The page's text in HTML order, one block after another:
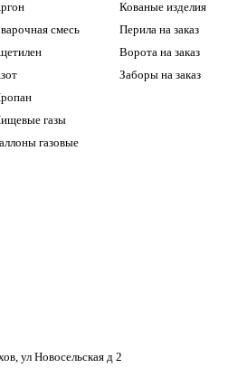
смесь
газы
газовые
Кованые изделия
Перила на заказ
Ворота на заказ
Заборы на заказ
ул Новосельская д 2